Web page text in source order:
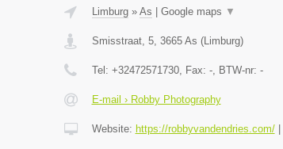
Limburg» As Google maps ▼
Smisstraat, 5, 3665 As (Limburg)
Tel: +32472571730, Fax: -, BTW-nr: -
E-mail › Robby Photography
Website: https://robbyvandendries.com/|